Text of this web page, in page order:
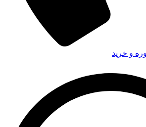
و خرید